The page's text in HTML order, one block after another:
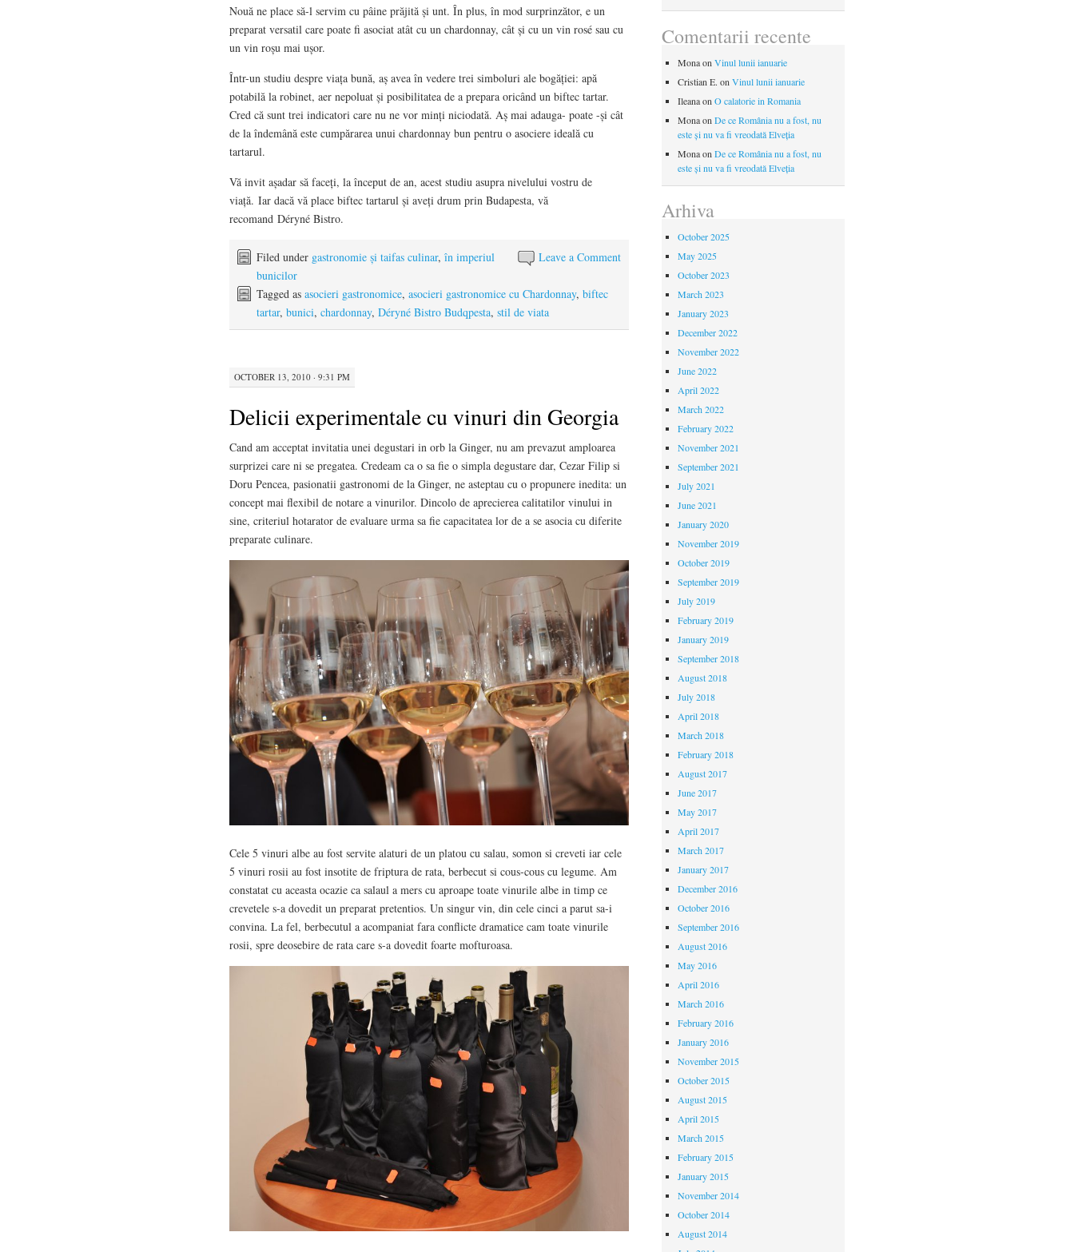
Nouă ne place să-l servim cu pâine prăjită și unt. În plus, în mod surprinzător, e un
preparat versatil care poate fi asociat atât cu un chardonnay, cât și cu un vin rosé sau cu
un vin roșu mai ușor.
Într-un studiu despre viața bună, aș avea în vedere trei simboluri ale bogăției: apă
potabilă la robinet, aer nepoluat și posibilitatea de a prepara oricând un biftec tartar.
Cred că sunt trei indicatori care nu ne vor minți niciodată. Aș mai adauga- poate -și cât
de la îndemână este cumpărarea unui chardonnay bun pentru o asociere ideală cu
tartarul.
Vă invit așadar să faceți, la început de an, acest studiu asupra nivelului vostru de
viață. Iar dacă vă place biftec tartarul și aveți drum prin Budapesta, vă
recomand Déryné Bistro.
Leave a Comment
Filed under gastronomie și taifas culinar, în imperiul
bunicilor
Tagged as asocieri gastronomice, asocieri gastronomice cu Chardonnay, biftec
tartar, bunici, chardonnay, Déryné Bistro Budqpesta, stil de viata
OCTOBER 13, 2010 · 9:31 PM
Delicii experimentale cu vinuri din Georgia
Cand am acceptat invitatia unei degustari in orb la Ginger, nu am prevazut amploarea
surprizei care ni se pregatea. Credeam ca o sa fie o simpla degustare dar, Cezar Filip si
Doru Pencea, pasionatii gastronomi de la Ginger, ne asteptau cu o propunere inedita: un
concept mai flexibil de notare a vinurilor. Dincolo de aprecierea calitatilor vinului in
sine, criteriul hotarator de evaluare urma sa fie capacitatea lor de a se asocia cu diferite
preparate culinare.
Cele 5 vinuri albe au fost servite alaturi de un platou cu salau, somon si creveti iar cele
5 vinuri rosii au fost insotite de friptura de rata, berbecut si cous-cous cu legume. Am
constatat cu aceasta ocazie ca salaul a mers cu aproape toate vinurile albe in timp ce
crevetele s-a dovedit un preparat pretentios. Un singur vin, din cele cinci a parut sa-i
convina. La fel, berbecutul a acompaniat fara conflicte dramatice cam toate vinurile
rosii, spre deosebire de rata care s-a dovedit foarte mofturoasa.
Comentarii recente
Monaon Vinul lunii ianuarie
Cristian E. on Vinul lunii ianuarie
Ileanaon O calatorie in Romania
Monaon De ce România nu a fost, nu
este și nu va fi vreodată Elveția
Monaon De ce România nu a fost, nu
este și nu va fi vreodată Elveția
Arhiva
October 2025
May 2025
October 2023
March 2023
January 2023
December 2022
November 2022
June 2022
April 2022
March 2022
February 2022
November 2021
September 2021
July 2021
June 2021
January 2020
November 2019
October 2019
September 2019
July 2019
February 2019
January 2019
September 2018
August 2018
July 2018
April 2018
March 2018
February 2018
August 2017
June 2017
May 2017
April 2017
March 2017
January 2017
December 2016
October 2016
September 2016
August 2016
May 2016
April 2016
March 2016
February 2016
January 2016
November 2015
October 2015
August 2015
April 2015
March 2015
February 2015
January 2015
November 2014
October 2014
August 2014